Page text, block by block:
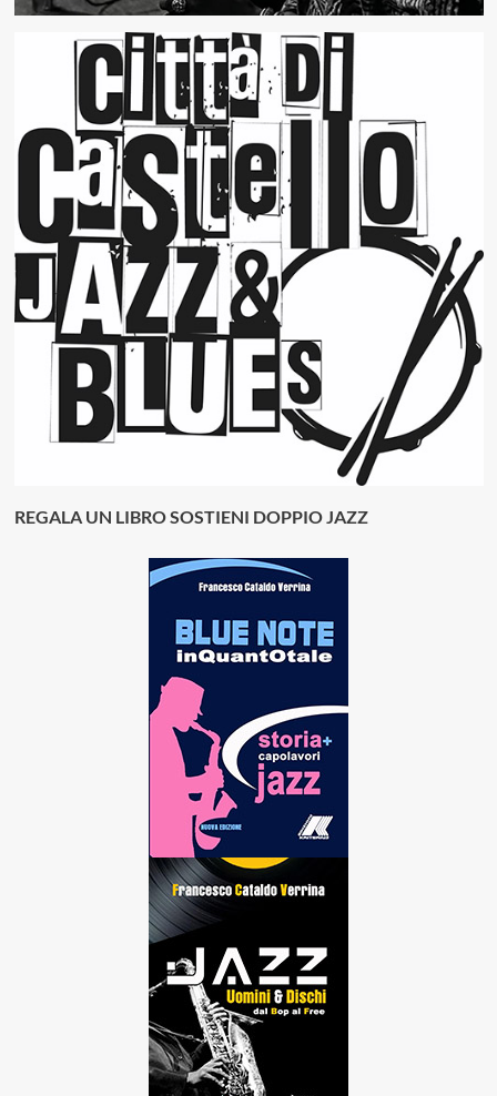
REGALA UN LIBRO SOSTIENI DOPPIO JAZZ